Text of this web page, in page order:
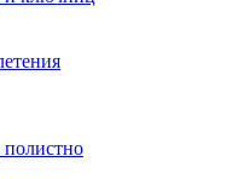
полистно